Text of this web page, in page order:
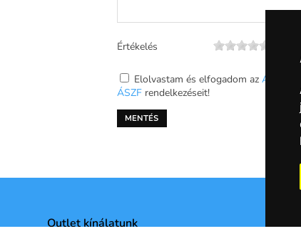
Értékelés
Elolvastam és elfogadom az
ÁSZFrendelkezéseit!
Outlet kínálatunk